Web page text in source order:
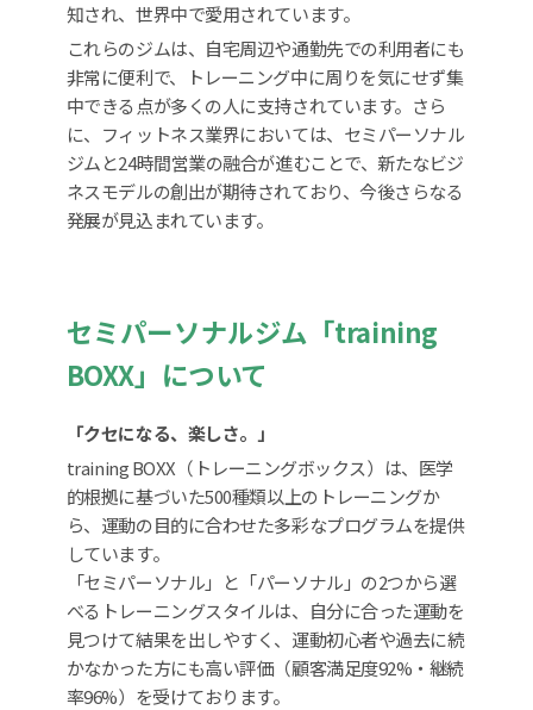
知され、世界中で愛用されています。
これらのジムは、自宅周辺や通勤先での利用者にも
非常に便利で、トレーニング中に周りを気にせず集
中できる点が多くの人に支持されています。さら
に、フィットネス業界においては、セミパーソナル
ジムと24時間営業の融合が進むことで、新たなビジ
ネスモデルの創出が期待されており、今後さらなる
発展が見込まれています。
セミパーソナルジム「training
BOXX」について
「クセになる、楽しさ。」
training BOXX（トレーニングボックス）は、医学
的根拠に基づいた500種類以上のトレーニングか
ら、運動の目的に合わせた多彩なプログラムを提供
しています。
「セミパーソナル」と「パーソナル」の2つから選
べるトレーニングスタイルは、自分に合った運動を
見つけて結果を出しやすく、運動初心者や過去に続
かなかった方にも高い評価（顧客満足度92%・継続
率96%）を受けております。